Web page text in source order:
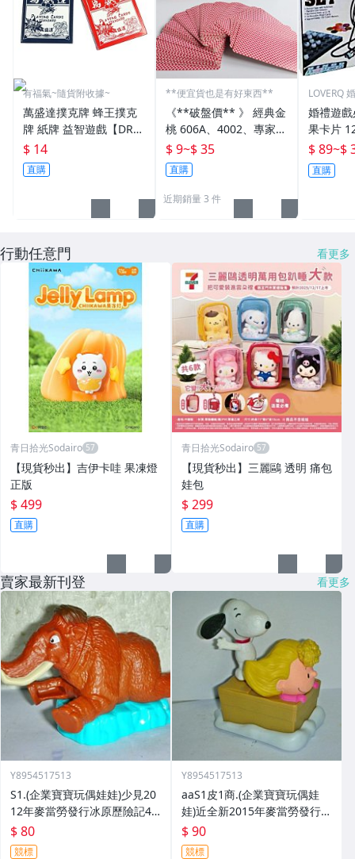
有福氣~隨貨附收據~
萬盛達撲克牌 蜂王撲克
牌 紙牌 益智遊戲【DR4
10】
$ 14
直購
**便宜貨也是有好東西**
《**破盤價** 》 經典金
桃 606A、4002、專家用
300 、環球301 系列 雙
色撲克牌~~
$ 9~$ 35
直購
近期銷量 3 件
LOVERQ
婚禮遊
果卡片
尾牙 中
力彩 搖
捧花
$ 89~$
直購
行動任意門 看更多
青日拾光Sodairo
⁠【現貨秒出】吉伊卡哇 果凍燈
正版
$ 499
直購
青日拾光Sodairo
⁠【現貨秒出】三麗鷗 透明 痛包
娃包
$ 299
直購
賣家最新刊登 看更多
Y8954517513
S1.(企業寶寶玩偶娃娃)少見20
12年麥當勞發行冰原歷險記4
板塊漂移長毛象蠻尼公仔限量
發行
$ 80
競標
Y8954517513
aaS1皮1商.(企業寶寶玩偶娃
娃)近全新2015年麥當勞發行(s
noopy)史努比-莎莉與史努比歡
樂滑雪組
$ 90
競標